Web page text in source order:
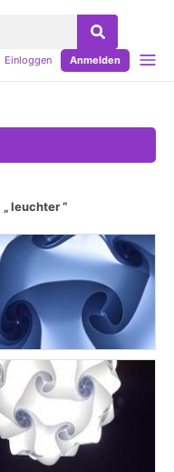
Einloggen Anmelden
leuchter